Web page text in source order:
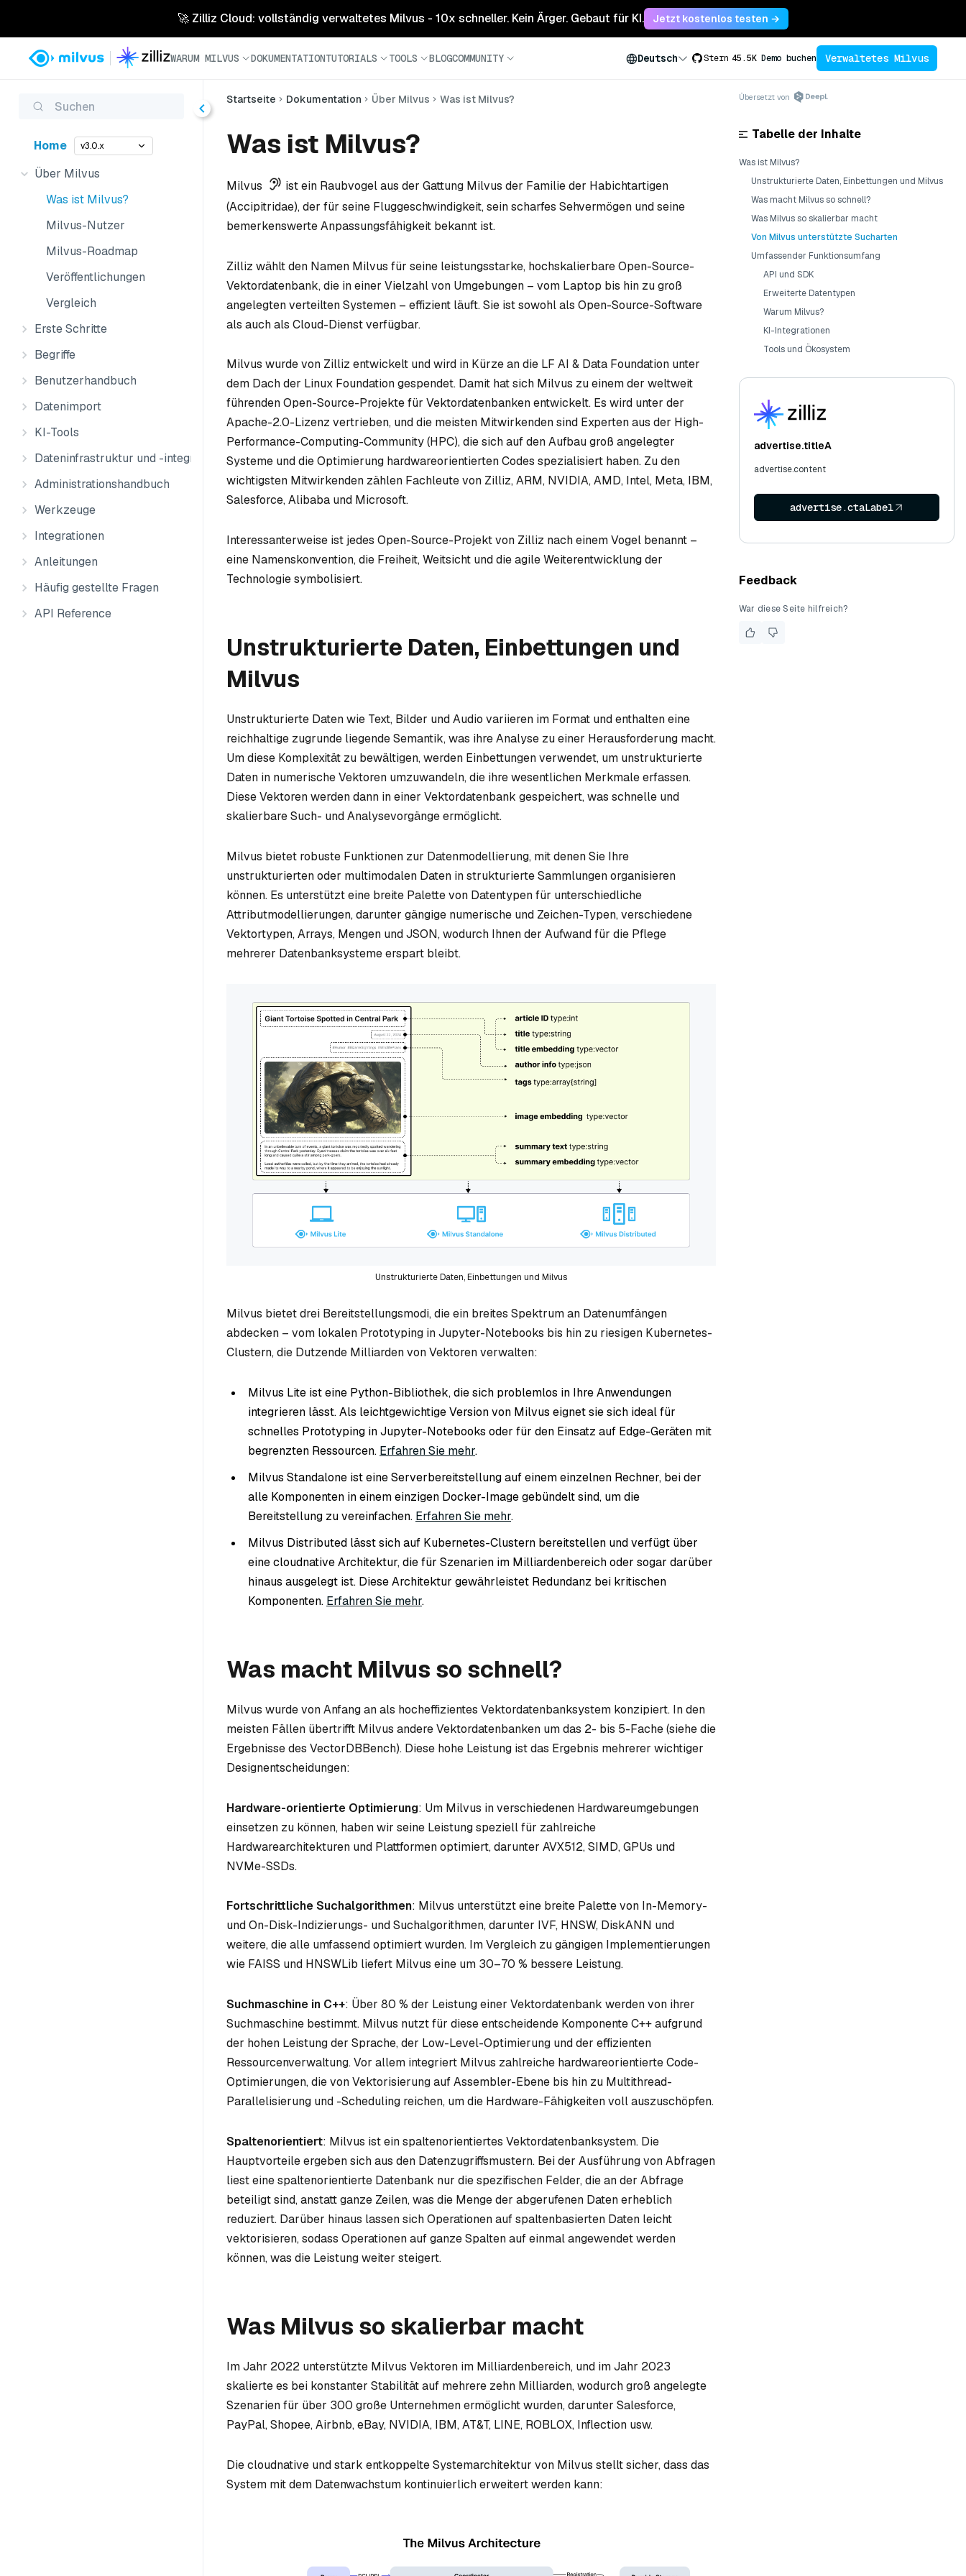
🚀 Zilliz Cloud: vollständig verwaltetes Milvus - 10x schneller. Kein Ärger. Gebaut für KI. Jetzt kostenlos testen →
WARUM MILVUS DOKUMENTATIONTUTORIALS TOOLS BLOGCOMMUNITY Deutsch Stern 45.5K Demo buchen Verwaltetes Milvus
Suchen
Home v3.0.x
Über Milvus
Was ist Milvus?
Milvus-Nutzer
Milvus-Roadmap
Veröffentlichungen
Vergleich
Erste Schritte
Begriffe
Benutzerhandbuch
Datenimport
KI-Tools
Dateninfrastruktur und -integration
Administrationshandbuch
Werkzeuge
Integrationen
Anleitungen
Häufig gestellte Fragen
API Reference
Startseite Dokumentation Über Milvus Was ist Milvus?
Was ist Milvus?
Milvus
ist ein Raubvogel aus der Gattung Milvus der Familie der Habichtartigen
(Accipitridae), der für seine Fluggeschwindigkeit, sein scharfes Sehvermögen und seine
bemerkenswerte Anpassungsfähigkeit bekannt ist.
Zilliz wählt den Namen Milvus für seine leistungsstarke, hochskalierbare Open-Source-
Vektordatenbank, die in einer Vielzahl von Umgebungen – vom Laptop bis hin zu groß
angelegten verteilten Systemen – effizient läuft. Sie ist sowohl als Open-Source-Software
als auch als Cloud-Dienst verfügbar.
Milvus wurde von Zilliz entwickelt und wird in Kürze an die LF AI & Data Foundation unter
dem Dach der Linux Foundation gespendet. Damit hat sich Milvus zu einem der weltweit
führenden Open-Source-Projekte für Vektordatenbanken entwickelt. Es wird unter der
Apache-2.0-Lizenz vertrieben, und die meisten Mitwirkenden sind Experten aus der High-
Performance-Computing-Community (HPC), die sich auf den Aufbau groß angelegter
Systeme und die Optimierung hardwareorientierten Codes spezialisiert haben. Zu den
wichtigsten Mitwirkenden zählen Fachleute von Zilliz, ARM, NVIDIA, AMD, Intel, Meta, IBM,
Salesforce, Alibaba und Microsoft.
Interessanterweise ist jedes Open-Source-Projekt von Zilliz nach einem Vogel benannt –
eine Namenskonvention, die Freiheit, Weitsicht und die agile Weiterentwicklung der
Technologie symbolisiert.
Unstrukturierte Daten, Einbettungen und
Milvus
Unstrukturierte Daten wie Text, Bilder und Audio variieren im Format und enthalten eine
reichhaltige zugrunde liegende Semantik, was ihre Analyse zu einer Herausforderung macht.
Um diese Komplexität zu bewältigen, werden Einbettungen verwendet, um unstrukturierte
Daten in numerische Vektoren umzuwandeln, die ihre wesentlichen Merkmale erfassen.
Diese Vektoren werden dann in einer Vektordatenbank gespeichert, was schnelle und
skalierbare Such- und Analysevorgänge ermöglicht.
Milvus bietet robuste Funktionen zur Datenmodellierung, mit denen Sie Ihre
unstrukturierten oder multimodalen Daten in strukturierte Sammlungen organisieren
können. Es unterstützt eine breite Palette von Datentypen für unterschiedliche
Attributmodellierungen, darunter gängige numerische und Zeichen-Typen, verschiedene
Vektortypen, Arrays, Mengen und JSON, wodurch Ihnen der Aufwand für die Pflege
mehrerer Datenbanksysteme erspart bleibt.
Unstrukturierte Daten, Einbettungen und Milvus
Milvus bietet drei Bereitstellungsmodi, die ein breites Spektrum an Datenumfängen
abdecken – vom lokalen Prototyping in Jupyter-Notebooks bis hin zu riesigen Kubernetes-
Clustern, die Dutzende Milliarden von Vektoren verwalten:
Milvus Lite ist eine Python-Bibliothek, die sich problemlos in Ihre Anwendungen
integrieren lässt. Als leichtgewichtige Version von Milvus eignet sie sich ideal für
schnelles Prototyping in Jupyter-Notebooks oder für den Einsatz auf Edge-Geräten mit
begrenzten Ressourcen. Erfahren Sie mehr.
Milvus Standalone ist eine Serverbereitstellung auf einem einzelnen Rechner, bei der
alle Komponenten in einem einzigen Docker-Image gebündelt sind, um die
Bereitstellung zu vereinfachen. Erfahren Sie mehr.
Milvus Distributed lässt sich auf Kubernetes-Clustern bereitstellen und verfügt über
eine cloudnative Architektur, die für Szenarien im Milliardenbereich oder sogar darüber
hinaus ausgelegt ist. Diese Architektur gewährleistet Redundanz bei kritischen
Komponenten. Erfahren Sie mehr.
Was macht Milvus so schnell?
Milvus wurde von Anfang an als hocheffizientes Vektordatenbanksystem konzipiert. In den
meisten Fällen übertrifft Milvus andere Vektordatenbanken um das 2- bis 5-Fache (siehe die
Ergebnisse des VectorDBBench). Diese hohe Leistung ist das Ergebnis mehrerer wichtiger
Designentscheidungen:
Hardware-orientierte Optimierung: Um Milvus in verschiedenen Hardwareumgebungen
einsetzen zu können, haben wir seine Leistung speziell für zahlreiche
Hardwarearchitekturen und Plattformen optimiert, darunter AVX512, SIMD, GPUs und
NVMe-SSDs.
Fortschrittliche Suchalgorithmen: Milvus unterstützt eine breite Palette von In-Memory-
und On-Disk-Indizierungs- und Suchalgorithmen, darunter IVF, HNSW, DiskANN und
weitere, die alle umfassend optimiert wurden. Im Vergleich zu gängigen Implementierungen
wie FAISS und HNSWLib liefert Milvus eine um 30–70 % bessere Leistung.
Suchmaschine in C++: Über 80 % der Leistung einer Vektordatenbank werden von ihrer
Suchmaschine bestimmt. Milvus nutzt für diese entscheidende Komponente C++ aufgrund
der hohen Leistung der Sprache, der Low-Level-Optimierung und der effizienten
Ressourcenverwaltung. Vor allem integriert Milvus zahlreiche hardwareorientierte Code-
Optimierungen, die von Vektorisierung auf Assembler-Ebene bis hin zu Multithread-
Parallelisierung und -Scheduling reichen, um die Hardware-Fähigkeiten voll auszuschöpfen.
Spaltenorientiert: Milvus ist ein spaltenorientiertes Vektordatenbanksystem. Die
Hauptvorteile ergeben sich aus den Datenzugriffsmustern. Bei der Ausführung von Abfragen
liest eine spaltenorientierte Datenbank nur die spezifischen Felder, die an der Abfrage
beteiligt sind, anstatt ganze Zeilen, was die Menge der abgerufenen Daten erheblich
reduziert. Darüber hinaus lassen sich Operationen auf spaltenbasierten Daten leicht
vektorisieren, sodass Operationen auf ganze Spalten auf einmal angewendet werden
können, was die Leistung weiter steigert.
Was Milvus so skalierbar macht
Im Jahr 2022 unterstützte Milvus Vektoren im Milliardenbereich, und im Jahr 2023
skalierte es bei konstanter Stabilität auf mehrere zehn Milliarden, wodurch groß angelegte
Szenarien für über 300 große Unternehmen ermöglicht wurden, darunter Salesforce,
PayPal, Shopee, Airbnb, eBay, NVIDIA, IBM, AT&T, LINE, ROBLOX, Inflection usw.
Die cloudnative und stark entkoppelte Systemarchitektur von Milvus stellt sicher, dass das
System mit dem Datenwachstum kontinuierlich erweitert werden kann:
Übersetzt von
Tabelle der Inhalte
Was ist Milvus?
Unstrukturierte Daten, Einbettungen und Milvus
Was macht Milvus so schnell?
Was Milvus so skalierbar macht
Von Milvus unterstützte Sucharten
Umfassender Funktionsumfang
API und SDK
Erweiterte Datentypen
Warum Milvus?
KI-Integrationen
Tools und Ökosystem
advertise.titleA
advertise.content
advertise.ctaLabel
Feedback
War diese Seite hilfreich?